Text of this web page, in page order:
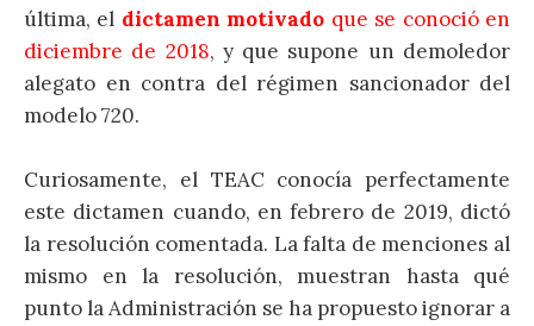
última, el dictamen motivado que se conoció en
diciembre de 2018, y que supone un demoledor
alegato en contra del régimen sancionador del
modelo 720.
Curiosamente, el TEAC conocía perfectamente
este dictamen cuando, en febrero de 2019, dictó
la resolución comentada. La falta de menciones al
mismo en la resolución, muestran hasta qué
punto la Administración se ha propuesto ignorar a